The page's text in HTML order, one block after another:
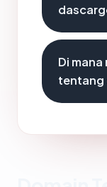
Di
tentang